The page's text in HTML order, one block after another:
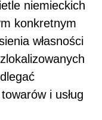
niemieckich
konkretnym
własności
i usług